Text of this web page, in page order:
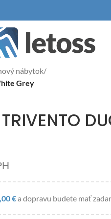
nábytok/
Grey
€a dopravu budete mať